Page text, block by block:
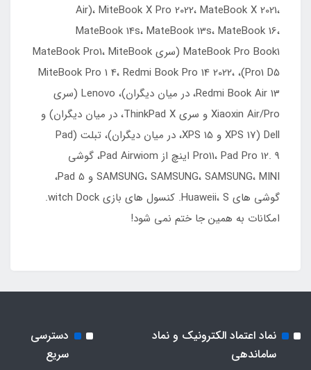
Air)، MiteBook X Pro 2022، MateBook X 2021،
MateBook 14s، MateBook 13s، MateBook 16،
MateBook Pro Book1 (سری MateBook Pro1، MiteBook
Pro1 D5)، MiteBook Pro 1 4، Redmi Book Pro 14 2022،
Redmi Book Air 13، در میان دیگران)، Lenovo (سری
Xiaoxin Air/Pro و سری ThinkPad X، در میان دیگران) و
Dell (XPS 17 و XPS 15، در میان دیگران)، تبلت (Pad
Pro11، Pad Pro 12. 9 اینچ از Pad Airwiom، گوشی
SAMSUNG، SAMSUNG، SAMSUNG، MINI و Pad 5،
گوشی های Huaweii، S. کنسول های بازی witch Dock.
امکانات به همین جا ختم نمی شود!
نماد اعتماد الکترونیک و نماد
ساماندهی
دسترسی
سریع